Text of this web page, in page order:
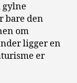
bare den
om
ligger en
er